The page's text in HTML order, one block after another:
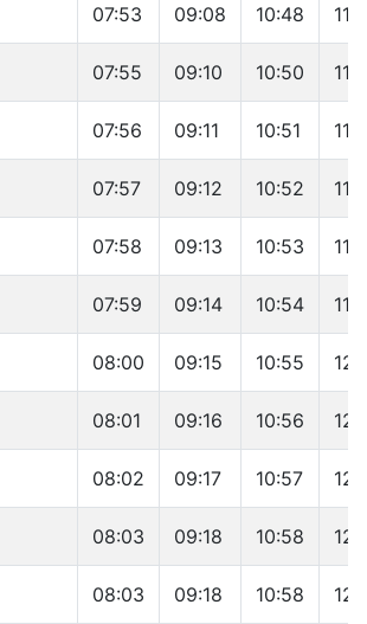
07:53 09:08 10:48
07:55 09:10 10:50
07:56 09:11 10:51
07:57 09:12 10:52
07:58 09:13 10:53
07:59 09:14 10:54
08:00 09:15 10:55
08:01 09:16 10:56
08:02 09:17 10:57
08:03 09:18 10:58
08:03 09:18 10:58